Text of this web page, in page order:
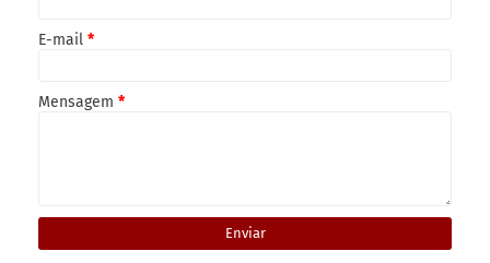
E-mail *
Mensagem *